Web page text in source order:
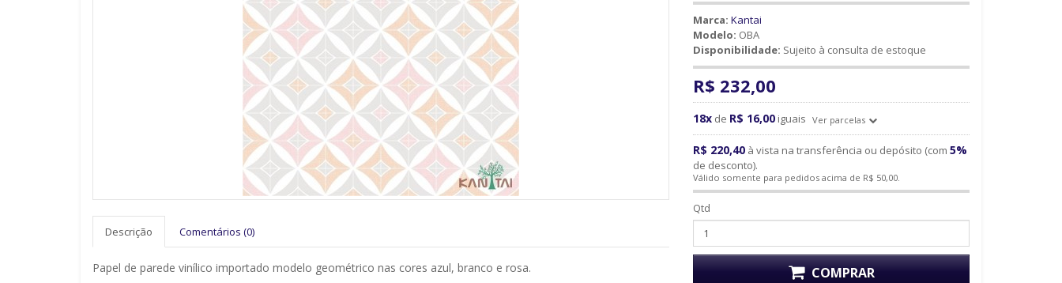
Marca: Kantai
Modelo: OBA
Disponibilidade: Sujeito à consulta de estoque
R$ 232,00
18x de R$ 16,00 iguais Ver parcelas
R$ 220,40 à vista na transferência ou depósito (com 5%
de desconto).
Válido somente para pedidos acima de R$ 50,00.
Qtd
COMPRAR
Descrição Comentários (0)
Papel de parede vinílico importado modelo geométrico nas cores azul, branco e rosa.